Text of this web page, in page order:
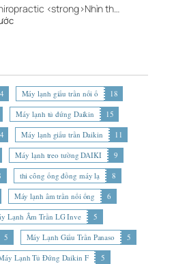
<strong>Nhìn th…
Máy lạnh giấu trần nối ố
18
Máy lạnh tủ đứng Daikin
15
Máy lạnh giấu trần Daikin
11
Máy lạnh treo tường DAIKI
9
thi công ống đồng máy lạ
8
Máy lạnh âm trần nối ống
6
Lạnh Âm Trần LG Inve
5
5 Máy Lạnh Giấu Trần Panaso
5
Lạnh Tủ Đứng Daikin F
5